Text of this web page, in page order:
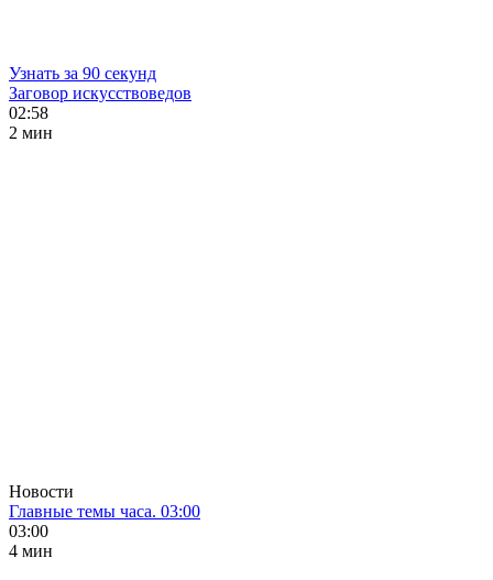
Узнать за 90 секунд
Заговор искусствоведов
02:58
2 мин
Новости
Главные темы часа. 03:00
03:00
4 мин